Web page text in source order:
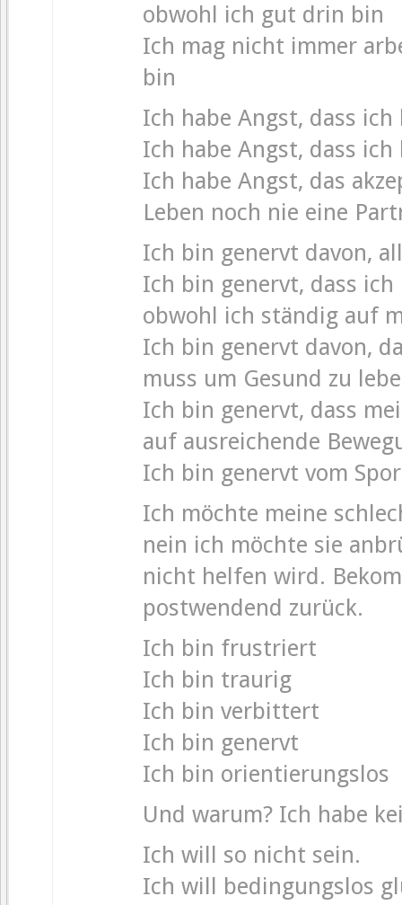
obwohl ich gut drin bin
Ich mag nicht immer
bin
Ich habe Angst, dass
Ich habe Angst, dass
Ich habe Angst, das
Leben noch nie eine
Ich bin genervt davon,
Ich bin genervt, dass
obwohl ich ständig auf
Ich bin genervt davon,
muss um Gesund zu
Ich bin genervt, dass
auf ausreichende
Ich bin genervt vom
Ich möchte meine
nein ich möchte sie
nicht helfen wird.
postwendend zurück.
Ich bin frustriert
Ich bin traurig
Ich bin verbittert
Ich bin genervt
Ich bin orientierungslos
Und warum? Ich habe
Ich will so nicht sein.
Ich will bedingungslos